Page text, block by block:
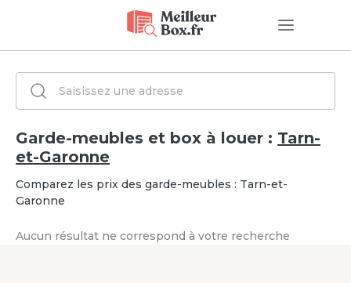
Garde-meubles et box à louer : Tarn-
et-Garonne
Comparez les prix des garde-meubles : Tarn-et-
Garonne
Aucun résultat ne correspond à votre recherche